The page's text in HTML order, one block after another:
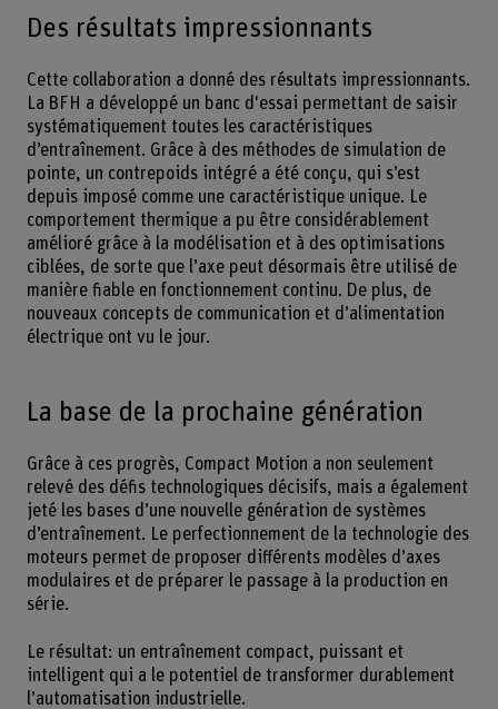
Des résultats impressionnants
Cette collaboration a donné des résultats impressionnants.
La BFH a développé un banc d'essai permettant de saisir
systématiquement toutes les caractéristiques
d’entraînement. Grâce à des méthodes de simulation de
pointe, un contrepoids intégré a été conçu, qui s’est
depuis imposé comme une caractéristique unique. Le
comportement thermique a pu être considérablement
amélioré grâce à la modélisation et à des optimisations
ciblées, de sorte que l’axe peut désormais être utilisé de
manière fiable en fonctionnement continu. De plus, de
nouveaux concepts de communication et d’alimentation
électrique ont vu le jour.
La base de la prochaine génération
Grâce à ces progrès, Compact Motion a non seulement
relevé des défis technologiques décisifs, mais a également
jeté les bases d’une nouvelle génération de systèmes
d’entraînement. Le perfectionnement de la technologie des
moteurs permet de proposer différents modèles d’axes
modulaires et de préparer le passage à la production en
série.
Le résultat: un entraînement compact, puissant et
intelligent qui a le potentiel de transformer durablement
l’automatisation industrielle.